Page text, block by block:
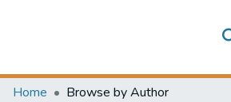
Communities & Collections
Publication
Home
Browse by Author